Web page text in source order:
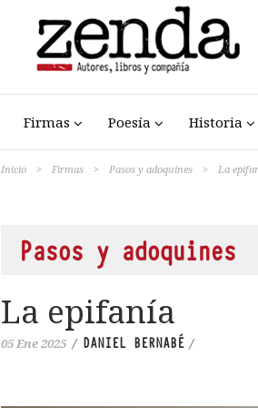
Firmas Poesía Historia
Inicio > Firmas > Pasos y adoquines > La
Pasos y adoquines
La epifanía
05 Ene 2025 / DANIEL BERNABÉ /